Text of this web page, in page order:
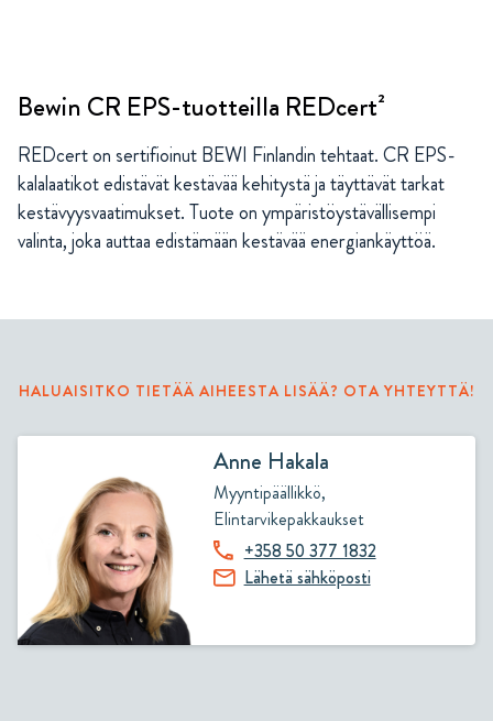
Bewin CR EPS-tuotteilla REDcert²
REDcert on sertifioinut BEWI Finlandin tehtaat. CR EPS-
kalalaatikot edistävät kestävää kehitystä ja täyttävät tarkat
kestävyysvaatimukset. Tuote on ympäristöystävällisempi
valinta, joka auttaa edistämään kestävää energiankäyttöä.
HALUAISITKO TIETÄÄ AIHEESTA LISÄÄ? OTA YHTEYTTÄ!
Anne Hakala
Myyntipäällikkö,
Elintarvikepakkaukset
+358 50 377 1832
Lähetä sähköposti